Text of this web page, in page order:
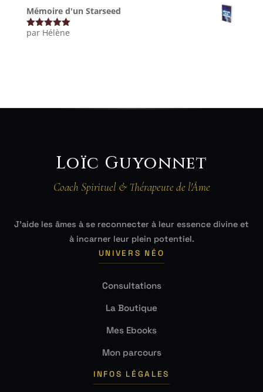
Mémoire d'un Starseed
Note5sur
par Hélène
Loïc Guyonnet
Coach Spirituel & Thérapeute de l'Âme
J'aide les âmes à se reconnecter à leur essence divine et
à incarner leur plein potentiel.
UNIVERS NÉO
Consultations
La Boutique
Mes Ebooks
Mon parcours
INFOS LÉGALES